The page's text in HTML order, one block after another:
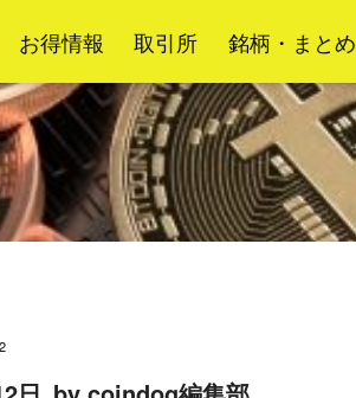
お得情報 取引所 銘柄・まとめ